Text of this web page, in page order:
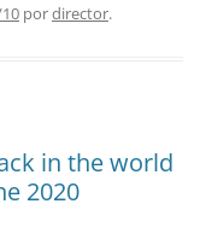
pordirector.
in the world
2020